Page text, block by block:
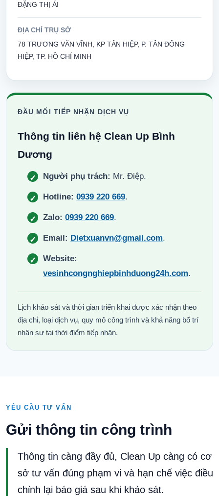
ĐẶNG THỊ ÁI
ĐỊA CHỈ TRỤ SỞ
78 TRƯƠNG VĂN VĨNH, KP TÂN HIỆP, P. TÂN ĐÔNG
HIỆP, TP. HỒ CHÍ MINH
ĐẦU MỐI TIẾP NHẬN DỊCH VỤ
Thông tin liên hệ Clean Up Bình
Dương
Người phụ trách: Mr. Điệp.
Hotline: 0939 220 669.
Zalo: 0939 220 669.
Email: Dietxuanvn@gmail.com.
Website:
vesinhcongnghiepbinhduong24h.com.
Lịch khảo sát và thời gian triển khai được xác nhận theo
địa chỉ, loại dịch vụ, quy mô công trình và khả năng bố trí
nhân sự tại thời điểm tiếp nhận.
YÊU CẦU TƯ VẤN
Gửi thông tin công trình
Thông tin càng đầy đủ, Clean Up càng có cơ
sở tư vấn đúng phạm vi và hạn chế việc điều
chỉnh lại báo giá sau khi khảo sát.